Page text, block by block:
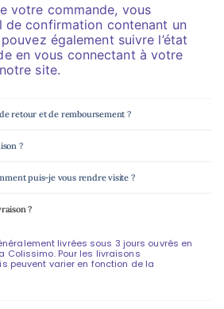
votre commande, vous
de confirmation contenant un
également suivre l’état
en vous connectant à votre
site.
retour et de remboursement ?
?
puis-je vous rendre visite ?
?
livrées sous 3 jours ouvrés en
Colissimo. Pour les livraisons
peuvent varier en fonction de la